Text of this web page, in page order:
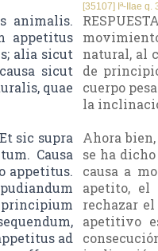
animalis.
appetitus
alia sicut
sicut
quae
sic supra
Causa
appetitus.
ad
[35107] Iª-IIae q.
natural, al
de
cuerpo
la
Ahora
se ha
causa a
apetito, el
rechazar
apetitivo